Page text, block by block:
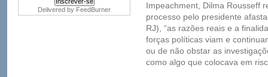
Delivered by FeedBurner
Impeachment, Dilma Rousseff
processo pelo presidente
RJ), “as razões reais e a
forças políticas viam e
ou de não obstar as
como algo que colocava em